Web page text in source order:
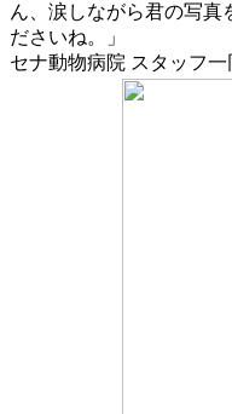
ん、涙しながら君の写真
ださいね。」
セナ動物病院 スタッフ一